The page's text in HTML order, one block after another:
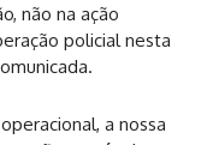
não na ação
policial nesta
a nossa